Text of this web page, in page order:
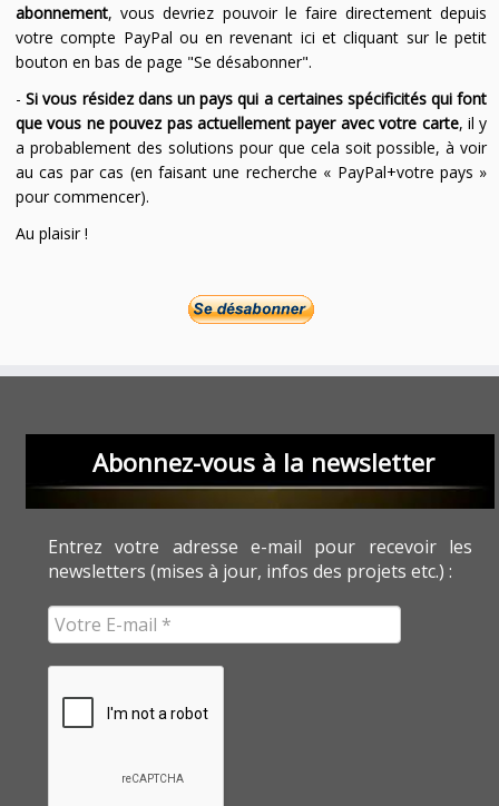
abonnement, vous devriez pouvoir le faire directement depuis
votre compte PayPal ou en revenant ici et cliquant sur le petit
bouton en bas de page "Se désabonner".
-Si vous résidez dans un pays qui a certaines spécificités qui font
que vous ne pouvez pas actuellement payer avec votre carte, il y
a probablement des solutions pour que cela soit possible, à voir
au cas par cas (en faisant une recherche « PayPal+votre pays »
pour commencer).
Au plaisir !
Abonnez-vous à la newsletter
Entrez votre adresse e-mail pour recevoir les
newsletters (mises à jour, infos des projets etc.) :